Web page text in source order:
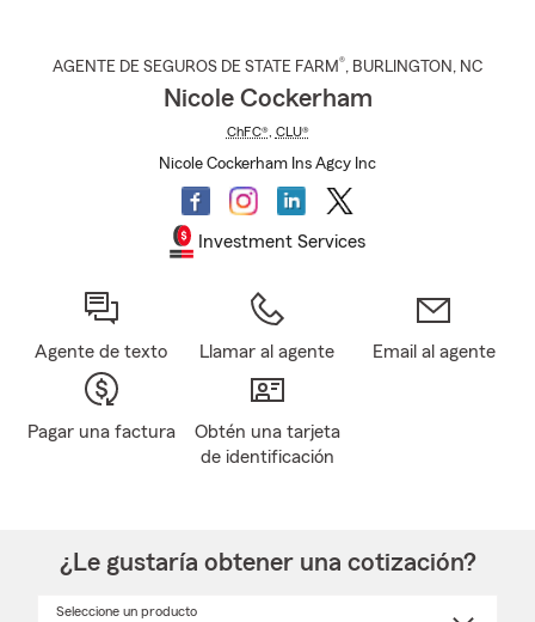
AGENTE DE SEGUROS DE STATE FARM®, BURLINGTON , NC
Nicole Cockerham
ChFC®, CLU®
Nicole Cockerham Ins Agcy Inc
Investment Services
Agente de texto Llamar al agente Email al agente
Pagar una factura
Obtén una tarjeta
de identificación
¿Le gustaría obtener una cotización?
Seleccione un producto